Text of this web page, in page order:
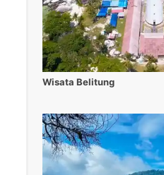
Wisata Belitung